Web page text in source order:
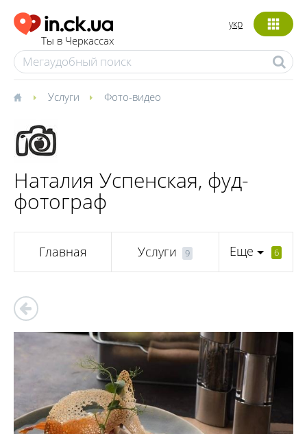
Ты в Черкассах
укр
Услуги Фото-видео
Наталия Успенская, фуд-
фотограф
Главная Услуги 9 Еще 6